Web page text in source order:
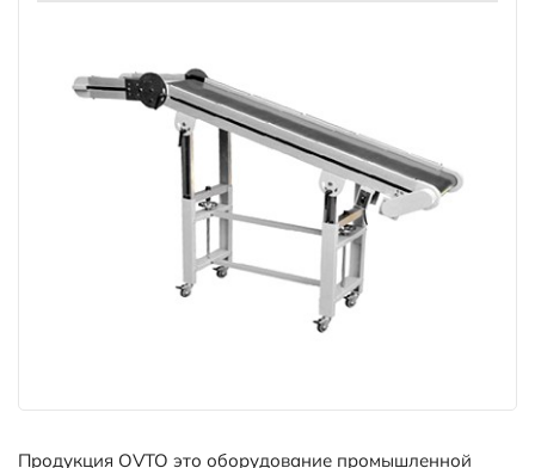
Продукция OVTO это оборудование промышленной